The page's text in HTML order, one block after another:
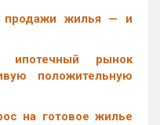
продажи жилья — и
ипотечный рынок
положительную
на готовое жилье